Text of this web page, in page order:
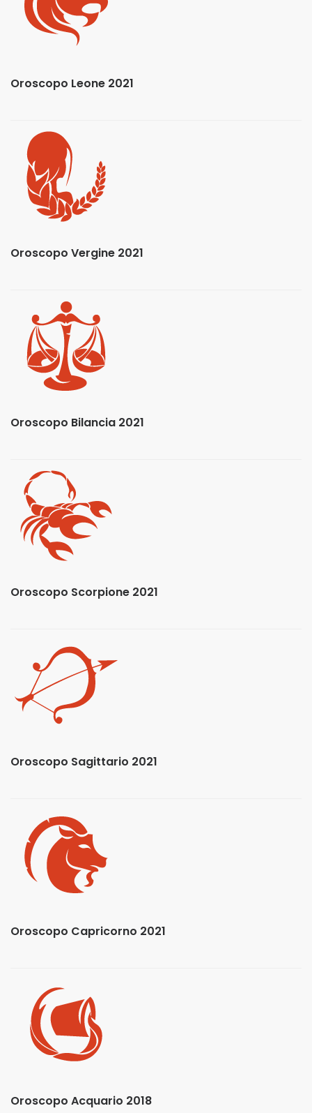
Oroscopo Leone 2021
Oroscopo Vergine 2021
Oroscopo Bilancia 2021
Oroscopo Scorpione 2021
Oroscopo Sagittario 2021
Oroscopo Capricorno 2021
Oroscopo Acquario 2018